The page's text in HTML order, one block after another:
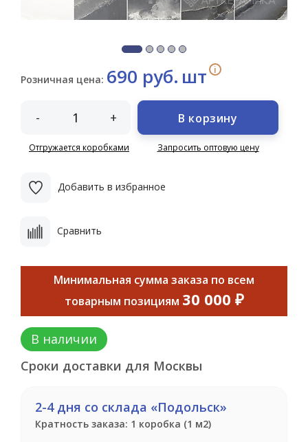
Розничная цена: 690 руб. шт i
- +
Отгружается коробками
В корзину
Запросить оптовую цену
Добавить в избранное
Сравнить
Минимальная сумма заказа по всем
товарным позициям 30 000 ₽
В наличии
Сроки доставки для Москвы
2-4 дня со склада «Подольск»
Кратность заказа: 1 коробка (1 м2)